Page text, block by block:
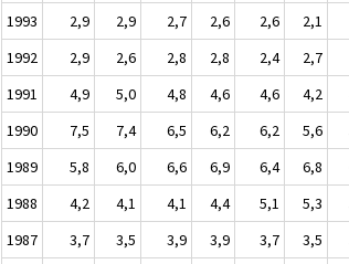
1993
2,9 2,9 2,7 2,6 2,6 2,1
1992
2,9 2,6 2,8 2,8 2,4 2,7
1991
4,9 5,0 4,8 4,6 4,6 4,2
1990
7,5 7,4 6,5 6,2 6,2 5,6
1989
5,8 6,0 6,6 6,9 6,4 6,8
1988
4,2 4,1 4,1 4,4 5,1 5,3
1987
3,7 3,5 3,9 3,9 3,7 3,5